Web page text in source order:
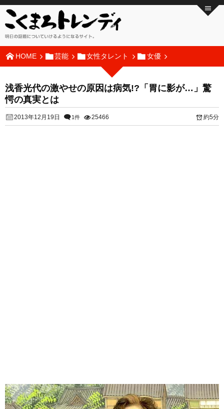
HOME 芸能 女性タレント 女優
浅香光代の激やせの原因は病気!?「胃に影が…」驚
愕の真実とは
2013年12月19日 1件 25466 約5分